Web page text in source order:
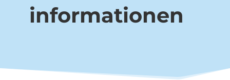
informationen